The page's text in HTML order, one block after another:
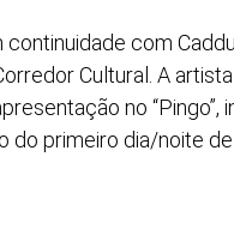
com
Cultural. A
no “Pingo”,
do primeiro dia/noite